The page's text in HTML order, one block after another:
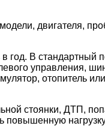
двигателя,
год. В стандартный
управления,
отопитель
стоянки, ДТП,
повышенную